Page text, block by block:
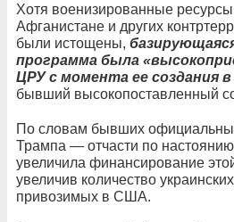
Хотя военизированные ресурсы
Афганистане и других
были истощены,
программа была
ЦРУ с момента ее создания
бывший высокопоставленный
По словам бывших
Трампа — отчасти по
увеличила финансирование
увеличив количество
привозимых в США.